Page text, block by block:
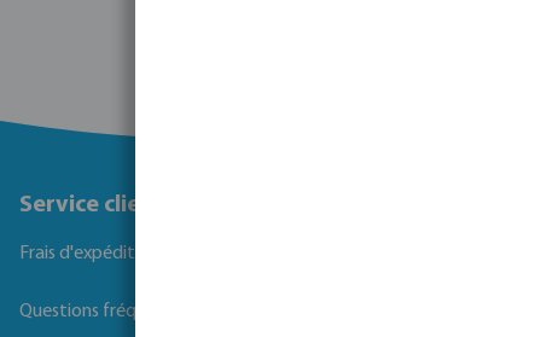
Service client
Frais d'expédition
Questions fréquemment posées